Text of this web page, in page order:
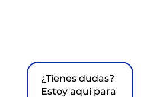
¿Tienes dudas?
Estoy aquí para